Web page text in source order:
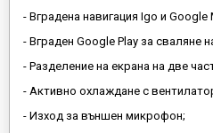
- Вградена навигация Igo и Google
- Вграден Google Play за сваляне
- Разделение на екрана на две
- Активно охлаждане с
- Изход за външен микрофон;